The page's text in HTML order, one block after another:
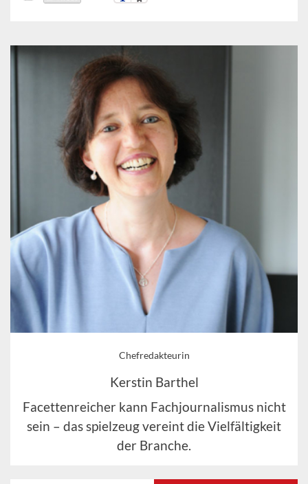
Chefredakteurin
Kerstin Barthel
Facettenreicher kann Fachjournalismus nicht
sein – das spielzeug vereint die Vielfältigkeit
der Branche.